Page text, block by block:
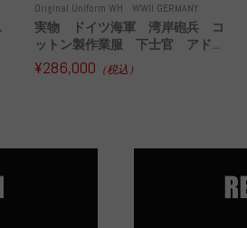
Original Uniform WH WWII GERMANY
実物 ドイツ海軍 湾岸砲兵 コ
ットン製作業服 下士官 アド...
¥286,000 （税込）